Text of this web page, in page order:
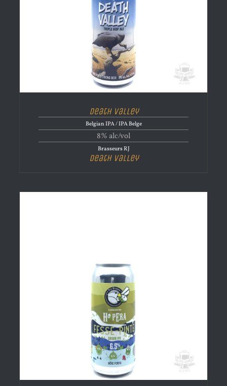
Death Valley
Belgian IPA / IPA Belge
8% alc/vol
Brasseurs RJ
Death Valley